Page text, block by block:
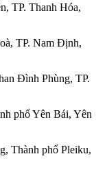
TP. Thanh Hóa,
TP. Nam Định,
Đình Phùng, TP.
phố Yên Bái, Yên
Thành phố Pleiku,